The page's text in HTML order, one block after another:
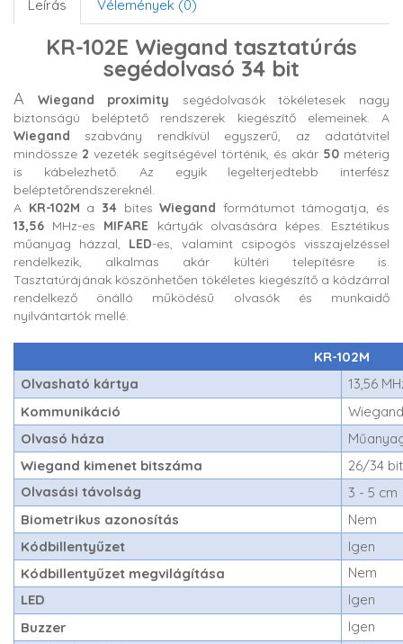
Leírás Vélemények (0)
KR-102E Wiegand tasztatúrás
segédolvasó 34 bit
A Wiegand proximity segédolvasók tökéletesek nagy
biztonságú beléptető rendszerek kiegészítő elemeinek. A
Wiegand szabvány rendkívül egyszerű, az adatátvitel
mindössze 2 vezeték segítségével történik, és akár 50 méterig
is kábelezhető. Az egyik legelterjedtebb interfész
beléptetőrendszereknél.
A KR-102M a 34 bitesWiegand formátumot támogatja, és
13,56 MHz-es MIFARE kártyák olvasására képes. Esztétikus
műanyag házzal, LED-es, valamint csipogós visszajelzéssel
rendelkezik, alkalmas akár kültéri telepítésre is.
Tasztatúrájának köszönhetően tökéletes kiegészítő a kódzárral
rendelkező önálló működésű olvasók és munkaidő
nyilvántartók mellé.
KR-102M
Olvasható kártya
13,56
Kommunikáció
Olvasó háza
Wiegand kimenet bitszáma
26/34 bit
Olvasási távolság
3 - 5 cm
Biometrikus azonosítás
Nem
Kódbillentyűzet
Igen
Kódbillentyűzet megvilágítása
Nem
LED
Igen
Buzzer
Igen